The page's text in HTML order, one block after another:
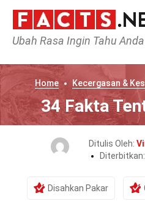
Ubah Rasa Ingin Tahu
Home Kecergasan &
34 Fakta
Ditulis Oleh:
Diterbitkan:
Disahkan Pakar